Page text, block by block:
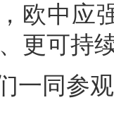
欧中应
更可持
一同参